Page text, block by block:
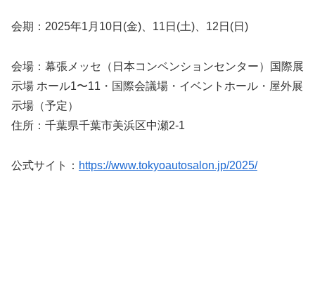
会期：2025年1月10日(金)、11日(土)、12日(日)
会場：幕張メッセ（日本コンベンションセンター）国際展
示場 ホール1〜11・国際会議場・イベントホール・屋外展
示場（予定）
住所：千葉県千葉市美浜区中瀬2-1
公式サイト： https://www.tokyoautosalon.jp/2025/